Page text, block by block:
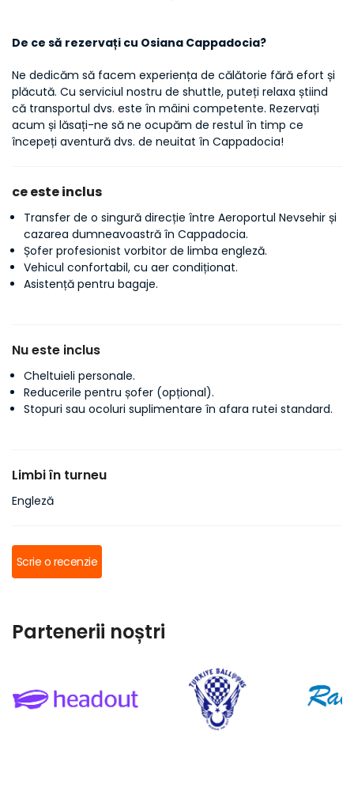
De ce să rezervați cu Osiana Cappadocia?
Ne dedicăm să facem experiența de călătorie fără efort și
plăcută. Cu serviciul nostru de shuttle, puteți relaxa știind
că transportul dvs. este în mâini competente. Rezervați
acum și lăsați-ne să ne ocupăm de restul în timp ce
începeți aventură dvs. de neuitat în Cappadocia!
ce este inclus
Transfer de o singură direcție între Aeroportul Nevsehir și
cazarea dumneavoastră în Cappadocia.
Șofer profesionist vorbitor de limba engleză.
Vehicul confortabil, cu aer condiționat.
Asistență pentru bagaje.
Nu este inclus
Cheltuieli personale.
Reducerile pentru șofer (opțional).
Stopuri sau ocoluri suplimentare în afara rutei standard.
Limbi în turneu
Engleză
Scrie o recenzie
Partenerii noștri